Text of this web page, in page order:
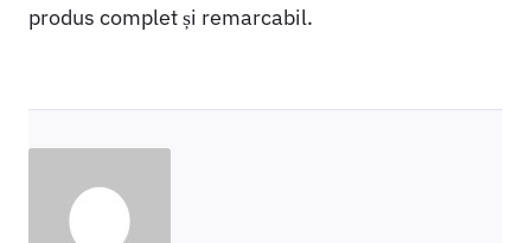
produs complet și remarcabil.